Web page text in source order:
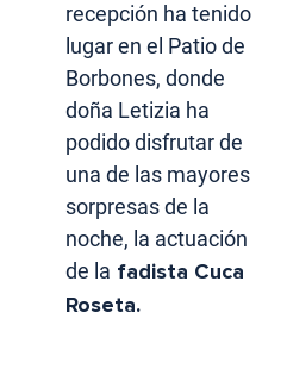
recepción ha tenido
lugar en el Patio de
Borbones, donde
doña Letizia ha
podido disfrutar de
una de las mayores
sorpresas de la
noche, la actuación
de la fadista Cuca
Roseta.